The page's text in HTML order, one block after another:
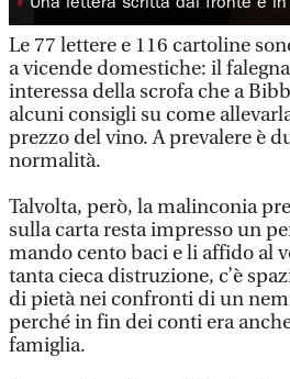
◗ Una lettera scritta dal fronte e
Le 77 lettere e 116 cartoline
a vicende domestiche: il
interessa della scrofa che a
alcuni consigli su come
prezzo del vino. A prevalere è
normalità.
Talvolta, però, la malinconia
sulla carta resta impresso un
mando cento baci e li affido al
tanta cieca distruzione, c’è
di pietà nei confronti di un
perché in fin dei conti era
famiglia.